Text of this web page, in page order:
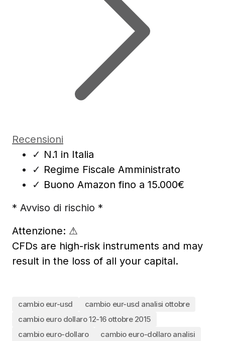
Recensioni
✓ N.1 in Italia
✓ Regime Fiscale Amministrato
✓ Buono Amazon fino a 15.000€
* Avviso di rischio *
Attenzione: ⚠
CFDs are high-risk instruments and may
result in the loss of all your capital.
cambio eur-usd
cambio eur-usd analisi ottobre
cambio euro dollaro 12-16 ottobre 2015
cambio euro-dollaro
cambio euro-dollaro analisi